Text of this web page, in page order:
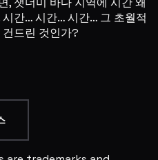
간… 시간… 시간… 그 초월적
드린 것인가?